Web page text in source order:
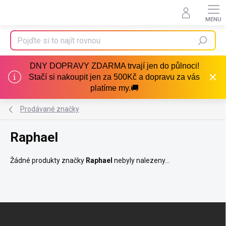
DNY DOPRAVY ZDARMA trvají jen do půlnoci!
Stačí si nakoupit jen za 500Kč a dopravu za vás
platíme my.🚚
Hledat
Prodávané značky
Raphael
Žádné produkty značky Raphael nebyly nalezeny...